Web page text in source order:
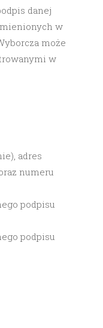
danej
w
może
w
adres
numeru
podpisu
podpisu